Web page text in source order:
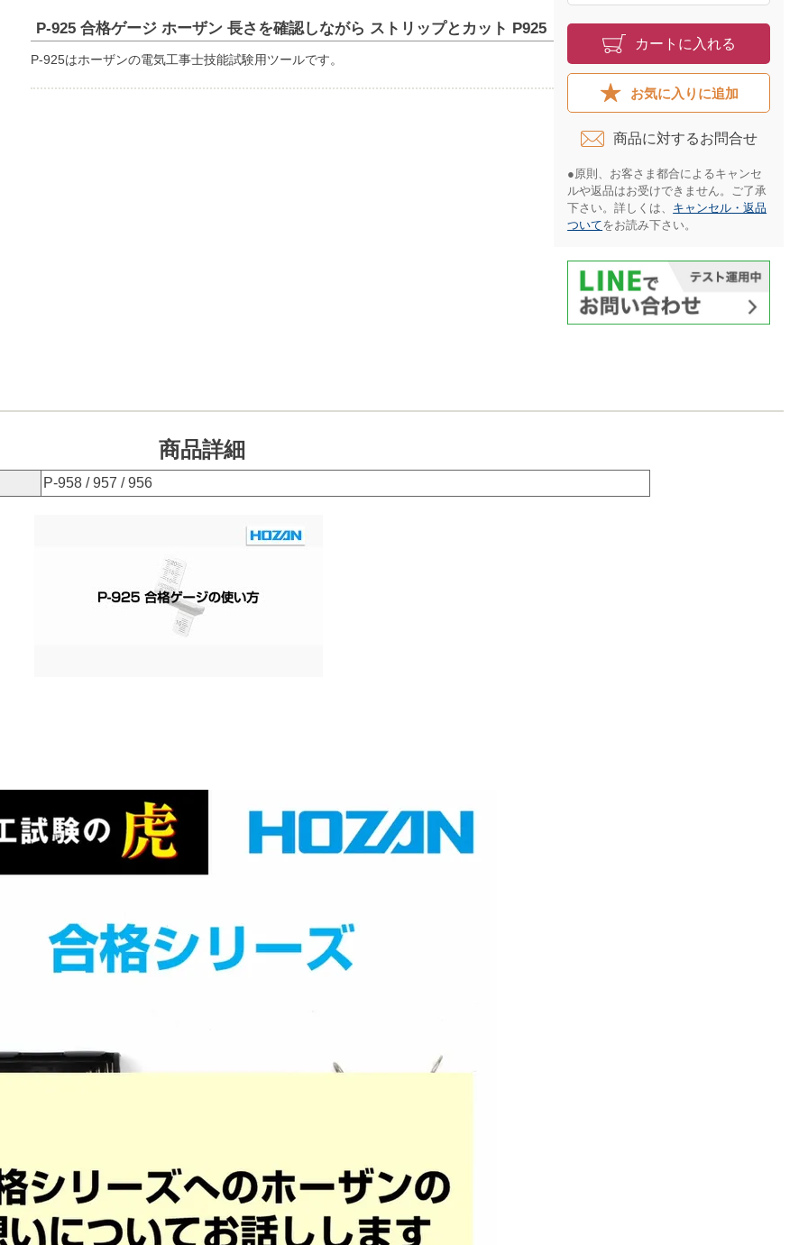
P-925 合格ゲージ ホーザン 長さを確認しながら ストリップとカット P925
P-925はホーザンの電気工事士技能試験用ツールです。
カートに入れる
お気に入りに追加
商品に対するお問合せ​
●原則、お客さま都合によるキャンセ
ルや返品はお受けできません。ご了承
下さい。詳しくは、 キャンセル・返品
ついてをお読み下さい。​
商品詳細
P-958 / 957 / 956